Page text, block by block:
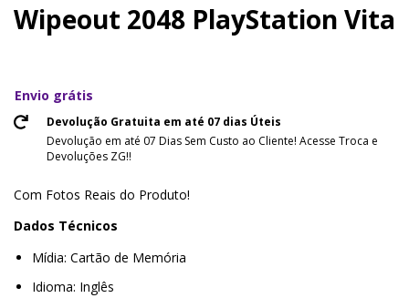
Wipeout 2048 PlayStation Vita
Envio grátis
Devolução Gratuita em até 07 dias Úteis
Devolução em até 07 Dias Sem Custo ao Cliente! Acesse Troca e
Devoluções ZG!!
Com Fotos Reais do Produto!
Dados Técnicos
Mídia: Cartão de Memória
Idioma: Inglês